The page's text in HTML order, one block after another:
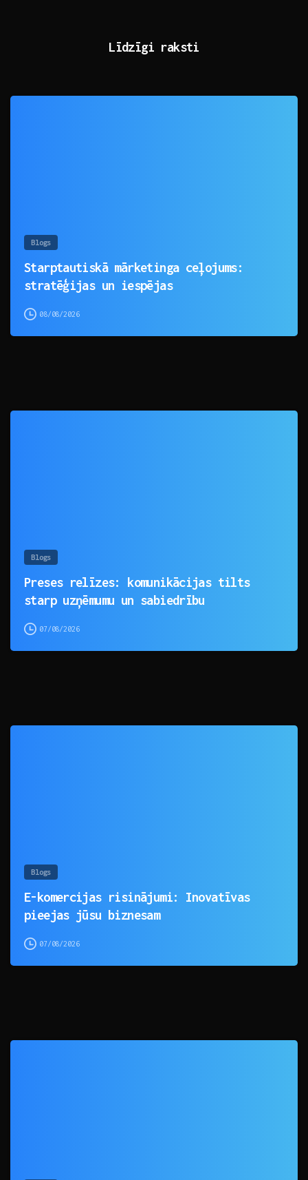
Līdzīgi raksti
Blogs
Starptautiskā mārketinga ceļojums:
stratēģijas un iespējas
08/08/2026
Blogs
Preses relīzes: komunikācijas tilts
starp uzņēmumu un sabiedrību
07/08/2026
Blogs
E-komercijas risinājumi: Inovatīvas
pieejas jūsu biznesam
07/08/2026